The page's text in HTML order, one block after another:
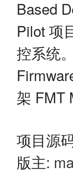
Based
Pilot 项
控系统
架 FMT
项目源
版主: